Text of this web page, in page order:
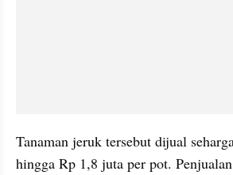
Tanaman jeruk tersebut dijual
hingga Rp 1,8 juta per pot.